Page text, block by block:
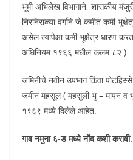
भूमी अभिलेख विभागाने, शासकीय
निरनिराळ्या वर्गाने जे कमीत कमी
असेल त्यापेक्षा कमी भूक्षेत्र धारण
अधिनियम १९६६ मधील कलम ८२ )
जमिनीचे नवीन उपभाग किंवा
जमीन महसूल ( महसुली भु – मापन व
१९६९ मध्ये दिलेले आहेत.
गाव नमुना ६-ड मध्ये नोंद कशी करावी.